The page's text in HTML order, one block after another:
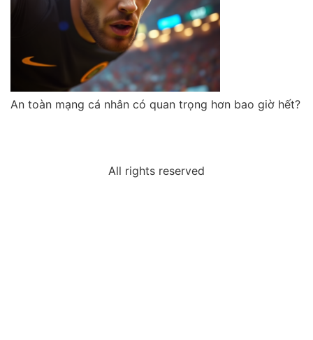
An toàn mạng cá nhân có quan trọng hơn bao giờ hết?
All rights reserved